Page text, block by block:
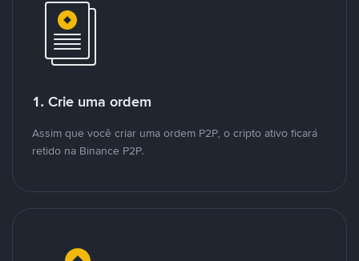
1. Crie uma ordem
Assim que você criar uma ordem P2P, o cripto ativo ficará
retido na Binance P2P.